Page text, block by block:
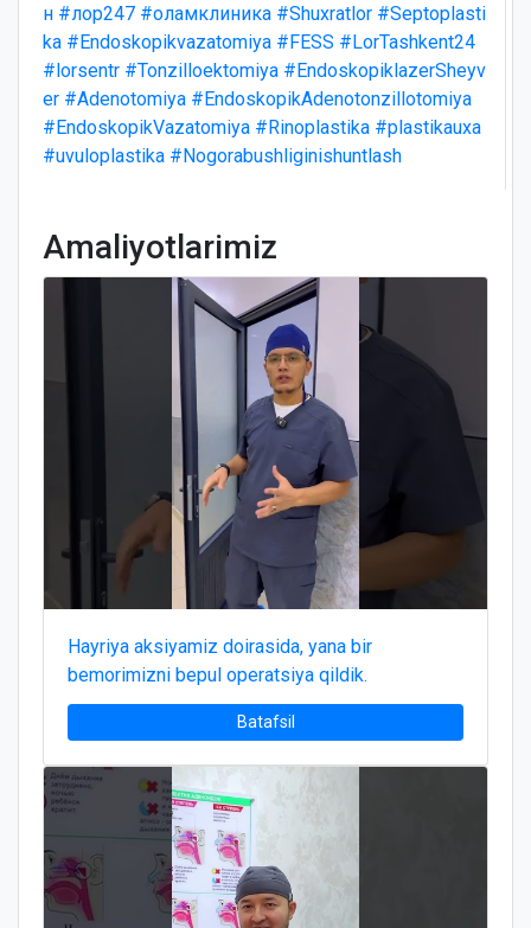
н #лор247 #оламклиника #Shuxratlor #Septoplasti
ka #Endoskopikvazatomiya #FESS #LorTashkent24
#lorsentr #Tonzilloektomiya #EndoskopiklazerSheyv
er #Adenotomiya #EndoskopikAdenotonzillotomiya
#EndoskopikVazatomiya #Rinoplastika #plastikauxa
#uvuloplastika #Nogorabushliginishuntlash
Amaliyotlarimiz
Hayriya aksiyamiz doirasida, yana bir
bemorimizni bepul operatsiya qildik.
Batafsil